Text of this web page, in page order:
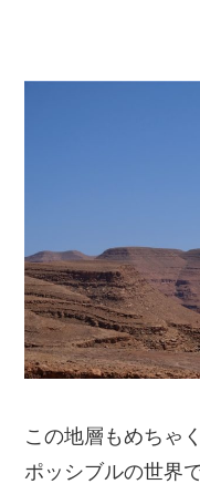
この地層もめちゃ
ポッシブルの世界で